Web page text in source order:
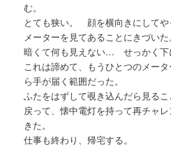
む。
とても狭い。 顔を横向きにして
メーターを見てあることにきづいた。
暗くて何も見えない… せっかく下
これは諦めて、もうひとつのメー
ら手が届く範囲だった。
ふたをはずして覗き込んだら見る
戻って、懐中電灯を持って再チャ
きた。
仕事も終わり、帰宅する。